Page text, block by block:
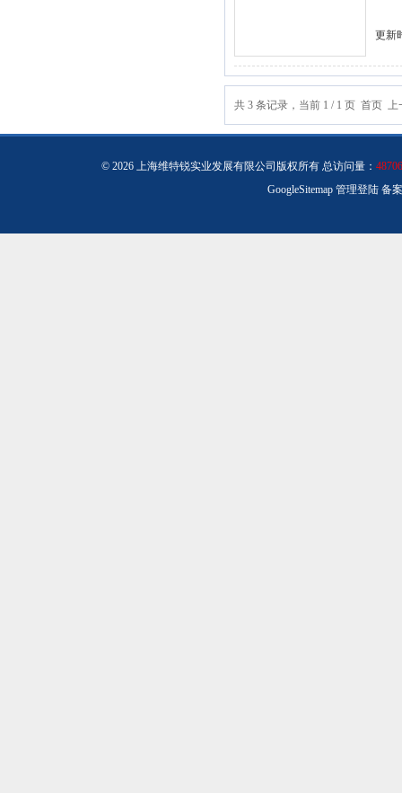
更新
共 3 条记录，当前 1 / 1 页 首页
© 2026 上海维特锐实业发展有限公司版权所有 总访问量：
GoogleSitemap 管理登陆 备